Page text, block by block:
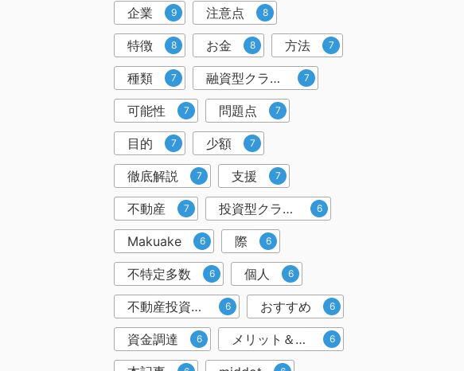
企業 9 注意点 8
特徴 8 お金 8 方法 7
種類 7 融資型クラウドファンディング 7
可能性 7 問題点 7
目的 7 少額 7
徹底解説 7 支援 7
不動産 7 投資型クラウドファンディング 6
Makuake 6 際 6
不特定多数 6 個人 6
不動産投資クラウドファンディング 6 おすすめ 6
資金調達 6 メリット＆デメリット 6